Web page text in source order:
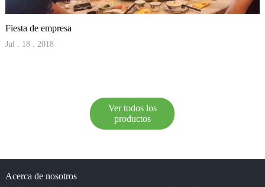
Fiesta de empresa
Jul . 18 . 2018
Ver todos los
productos
Acerca de nosotros